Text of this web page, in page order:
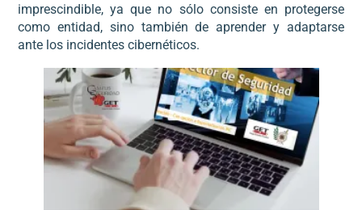
imprescindible, ya que no sólo consiste en protegerse
como entidad, sino también de aprender y adaptarse
ante los incidentes cibernéticos.